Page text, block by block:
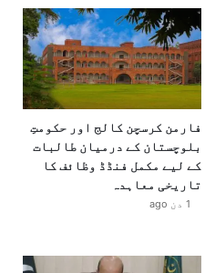
فارمن کرسچن کالج اور حکومتِ
بلوچستان کے درمیان طالبات
کے لیے مکمل فنڈڈ وظائف کا
تاریخی معاہدہ
1 دن ago